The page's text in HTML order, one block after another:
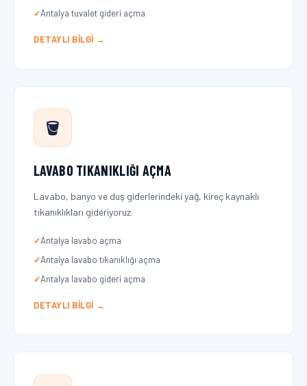
Antalya tuvalet gideri açma
DETAYLI BILGI →
🪣
LAVABO TIKANIKLIĞI AÇMA
Lavabo, banyo ve duş giderlerindeki yağ, kireç kaynaklı
tıkanıklıkları gideriyoruz.
Antalya lavabo açma
Antalya lavabo tıkanıklığı açma
Antalya lavabo gideri açma
DETAYLI BILGI →